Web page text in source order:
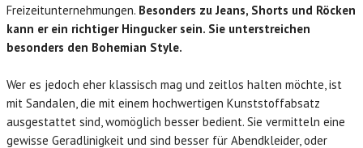
Freizeitunternehmungen. Besonders zu Jeans, Shorts und Röcken
kann er ein richtiger Hingucker sein. Sie unterstreichen
besonders den Bohemian Style.
Wer es jedoch eher klassisch mag und zeitlos halten möchte, ist
mit Sandalen, die mit einem hochwertigen Kunststoffabsatz
ausgestattet sind, womöglich besser bedient. Sie vermitteln eine
gewisse Geradlinigkeit und sind besser für Abendkleider, oder